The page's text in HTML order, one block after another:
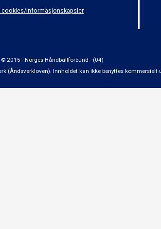
cookies/informasjonskapsler
© 2015 - Norges Håndballforbund - (04)
(Åndsverkloven). Innholdet kan ikke benyttes kommersielt